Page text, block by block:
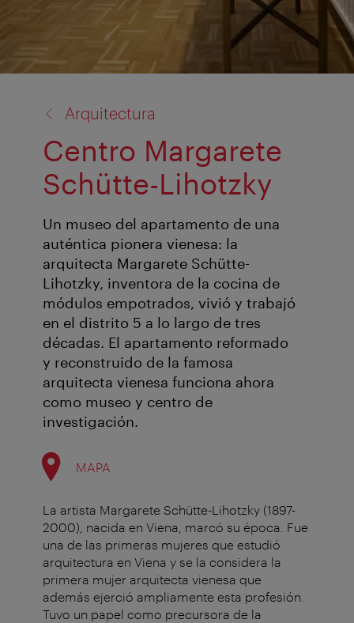
Arquitectura
Centro Margarete
Schütte-Lihotzky
Un museo del apartamento de una
auténtica pionera vienesa: la
arquitecta Margarete Schütte-
Lihotzky, inventora de la cocina de
módulos empotrados, vivió y trabajó
en el distrito 5 a lo largo de tres
décadas. El apartamento reformado
y reconstruido de la famosa
arquitecta vienesa funciona ahora
como museo y centro de
investigación.
MAPA
La artista Margarete Schütte-Lihotzky (1897-
2000), nacida en Viena, marcó su época. Fue
una de las primeras mujeres que estudió
arquitectura en Viena y se la considera la
primera mujer arquitecta vienesa que
además ejerció ampliamente esta profesión.
Tuvo un papel como precursora de la